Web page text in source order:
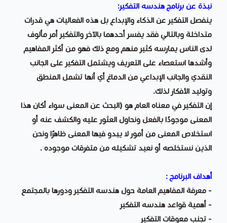
نبذة عن برنامج هندسه التفكير:
ينفصل التفكير عن الذكاء والإبداع بل هذه الفعاليات هي قدرات
متداخلة وبالتالي فقد يفسر أحدهما بالآخر والتفكير أمر مألوف
لدى الناس يمارسه كثير منهم ومع ذلك فهو من أكثر المفاهيم
وأشدها استعصاء على التعريف ويشتمل التفكير على الجانب
النقدي والجانب الإبداعي من الدماغ أي أنها تشمل المنطق
وتوليد الأفكار لذلك.
إن التفكير في معناه العام هو (البحث عن المعنى سواء أكان هذا
المعنى موجودًا بالفعل ونحاول العثور عليه والكشف عنه أو
استخلاص المعنى من أمور لا يبدو فيها المعنى ظاهرًا ونحن
الذين نستخلصه أو نعيد تشكيله من متفرقات موجوده .
أهداف البرنامج :
- معرفة المفاهيم العامة حول هندسه التفكير ودورها بالمجتمع
- أهمية قواعد هندسه التفكير
- تجنب معوقات التفكير